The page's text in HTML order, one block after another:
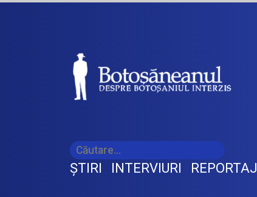
ŞTIRI INTERVIURI REPORTAJ